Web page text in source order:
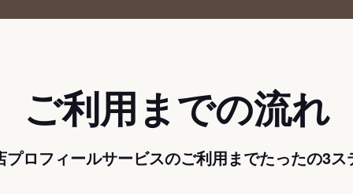
ご利用までの流れ
プロフィールサービスのご利用までたったの3ス